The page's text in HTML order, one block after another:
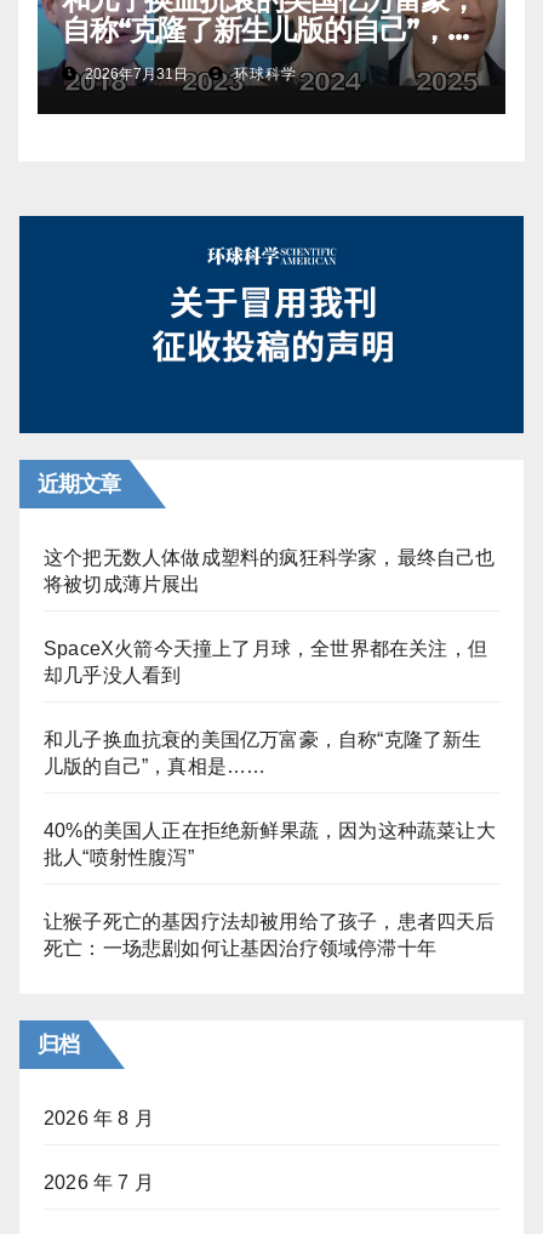
自称“克隆了新生儿版的自己”，真
相是……
2026年7月31日 环球科学
近期文章
这个把无数人体做成塑料的疯狂科学家，最终自己也
将被切成薄片展出
SpaceX火箭今天撞上了月球，全世界都在关注，但
却几乎没人看到
和儿子换血抗衰的美国亿万富豪，自称“克隆了新生
儿版的自己”，真相是……
40%的美国人正在拒绝新鲜果蔬，因为这种蔬菜让大
批人“喷射性腹泻”
让猴子死亡的基因疗法却被用给了孩子，患者四天后
死亡：一场悲剧如何让基因治疗领域停滞十年
归档
2026 年 8 月
2026 年 7 月